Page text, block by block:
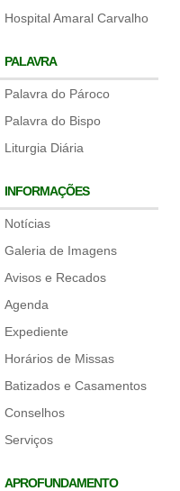
Hospital Amaral Carvalho
PALAVRA
Palavra do Pároco
Palavra do Bispo
Liturgia Diária
INFORMAÇÕES
Notícias
Galeria de Imagens
Avisos e Recados
Agenda
Expediente
Horários de Missas
Batizados e Casamentos
Conselhos
Serviços
APROFUNDAMENTO